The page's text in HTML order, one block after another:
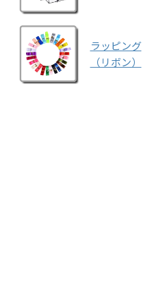
ラッピング
（リボン）